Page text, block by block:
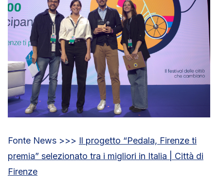
Fonte News >>> Il progetto “Pedala, Firenze ti
premia” selezionato tra i migliori in Italia | Città di
Firenze